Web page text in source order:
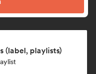
(label, playlists)